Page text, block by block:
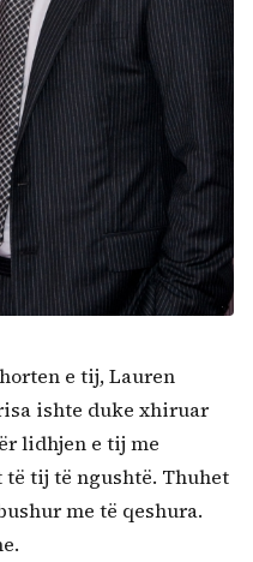
e tij, Lauren
ishte duke xhiruar
lidhjen e tij me
tij të ngushtë. Thuhet
me të qeshura.